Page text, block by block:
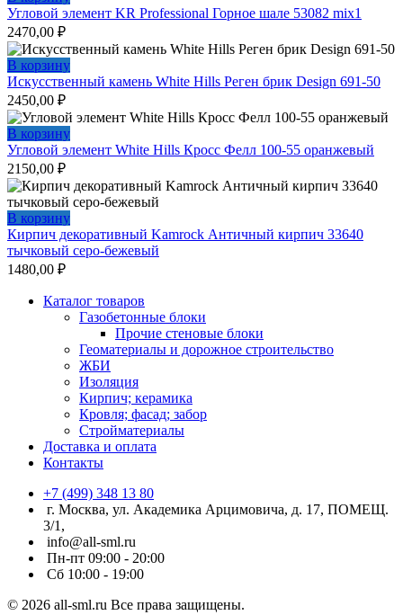
Угловой элемент KR Professional Горное шале 53082 mix1
2470,00 ₽
В корзину
Искусственный камень White Hills Реген брик Design 691-50
2450,00 ₽
В корзину
Угловой элемент White Hills Кросс Фелл 100-55 оранжевый
2150,00 ₽
В корзину
Кирпич декоративный Kamrock Античный кирпич 33640
тычковый серо-бежевый
1480,00 ₽
Каталог товаров
Газобетонные блоки
Прочие стеновые блоки
Геоматериалы и дорожное строительство
ЖБИ
Изоляция
Кирпич; керамика
Кровля; фасад; забор
Стройматериалы
Доставка и оплата
Контакты
+7 (499) 348 13 80
г. Москва, ул. Академика Арцимовича, д. 17, ПОМЕЩ.
3/1,
info@all-sml.ru
Пн-пт 09:00 - 20:00
Сб 10:00 - 19:00
© 2026 all-sml.ru Все права защищены.